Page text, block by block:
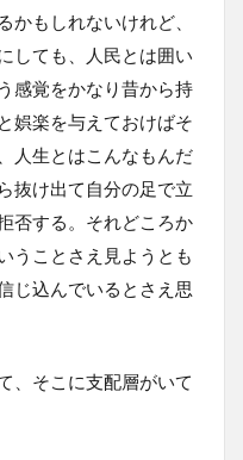
かもしれないけれど、
しても、人民とは囲い
感覚をかなり昔から持
娯楽を与えておけばそ
人生とはこんなもんだ
抜け出て自分の足で立
否する。それどころか
うことさえ見ようとも
じ込んでいるとさえ思
、そこに支配層がいて